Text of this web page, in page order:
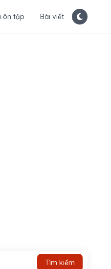
ôn tập Bài viết
Tìm kiếm